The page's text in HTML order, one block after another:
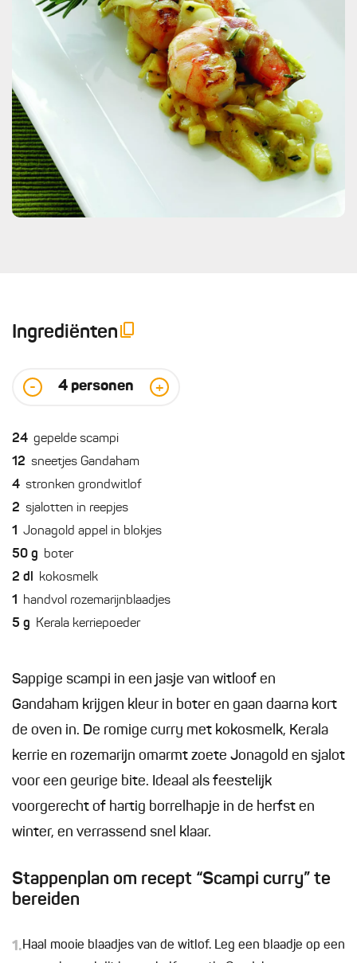
Ingrediënten
- 4 personen +
24 gepelde scampi
12 sneetjes Gandaham
4 stronken grondwitlof
2 sjalotten in reepjes
1 Jonagold appel in blokjes
50 g boter
2 dl kokosmelk
1 handvol rozemarijnblaadjes
5 g Kerala kerriepoeder
Sappige scampi in een jasje van witloof en
Gandaham krijgen kleur in boter en gaan daarna kort
de oven in. De romige curry met kokosmelk, Kerala
kerrie en rozemarijn omarmt zoete Jonagold en sjalot
voor een geurige bite. Ideaal als feestelijk
voorgerecht of hartig borrelhapje in de herfst en
winter, en verrassend snel klaar.
Stappenplan om recept “Scampi curry” te
bereiden
1.Haal mooie blaadjes van de witlof. Leg een blaadje op een